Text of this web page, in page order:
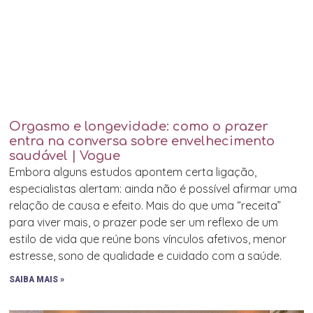
Orgasmo e longevidade: como o prazer
entra na conversa sobre envelhecimento
saudável | Vogue
Embora alguns estudos apontem certa ligação,
especialistas alertam: ainda não é possível afirmar uma
relação de causa e efeito. Mais do que uma “receita”
para viver mais, o prazer pode ser um reflexo de um
estilo de vida que reúne bons vínculos afetivos, menor
estresse, sono de qualidade e cuidado com a saúde.
SAIBA MAIS »